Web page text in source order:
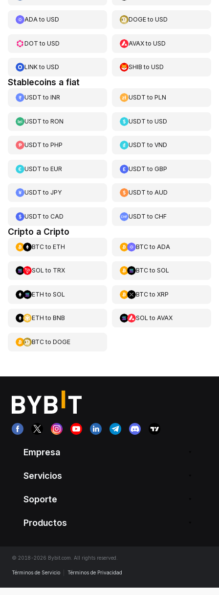
ADAto USD DOGEtoUSD
DOT to USD AVAXtoUSD
LINKto USD SHIB toUSD
Stablecoins a fiat
USDT to INR USDT toPLN
USDT to RON USDT toUSD
USDT to PHP USDT toVND
USDT to EUR USDT toGBP
USDT to JPY USDT toAUD
USDT to CAD USDT toCHF
Cripto a Cripto
BTCto ETH BTCto ADA
SOL to TRX BTCto SOL
ETH to SOL BTCto XRP
ETH to BNB SOL to AVAX
BTCto DOGE
Empresa
Servicios
Soporte
Productos
© 2018-2026 Bybit.com. All rights reserved.
Términos de Servicio Términos de Privacidad